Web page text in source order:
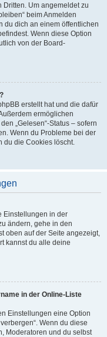
Dritten. Um angemeldet zu
beim Anmelden
du dich an einem öffentlichen
Wenn diese Option
von der Board-
erstellt hat und die dafür
ermöglichen
„Gelesen“-Status – sofern
Wenn du Probleme bei der
du die Cookies löscht.
Einstellungen in der
ändern, gehe in den
oben auf der Seite angezeigt,
kannst du alle deine
in der Online-Liste
Einstellungen eine Option
Wenn du diese
Moderatoren und du selbst